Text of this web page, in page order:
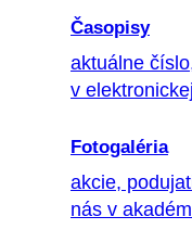
Časopisy
aktuálne
v
Fotogaléria
akcie,
nás v